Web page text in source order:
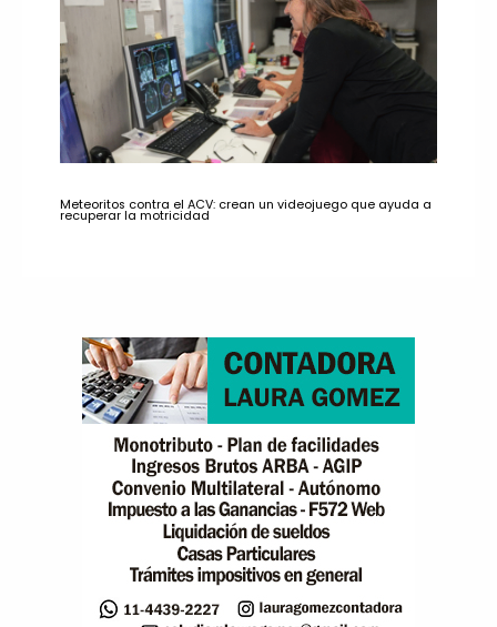
Meteoritos contra el ACV: crean un videojuego que ayuda a
recuperar la motricidad